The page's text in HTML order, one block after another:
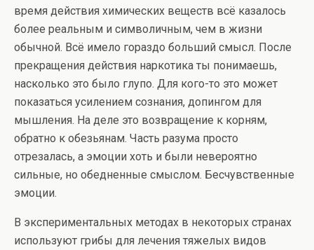
время действия химических веществ всё казалось
более реальным и символичным, чем в жизни
обычной. Всё имело гораздо больший смысл. После
прекращения действия наркотика ты понимаешь,
насколько это было глупо. Для кого-то это может
показаться усилением сознания, допингом для
мышления. На деле это возвращение к корням,
обратно к обезьянам. Часть разума просто
отрезалась, а эмоции хоть и были невероятно
сильные, но обедненные смыслом. Бесчувственные
эмоции.
В экспериментальных методах в некоторых странах
используют грибы для лечения тяжелых видов